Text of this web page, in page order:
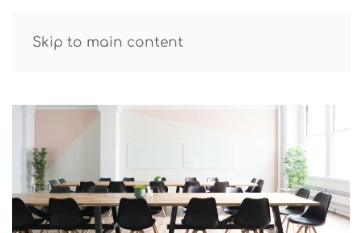
Skip to main content
GUIDE R.TATAROV